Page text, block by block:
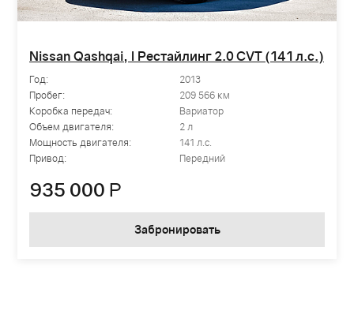
Nissan Qashqai, I Рестайлинг 2.0 CVT (141 л.с.)
Год:
2013
Пробег:
209 566 км
Коробка передач:
Вариатор
Объем двигателя:
2 л
Мощность двигателя:
141 л.с.
Привод:
Передний
935 000 Р
Забронировать